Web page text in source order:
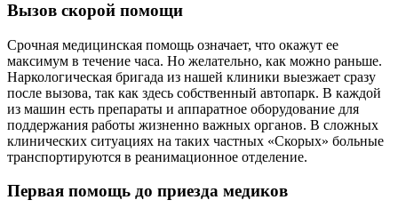
Вызов скорой помощи
Срочная медицинская помощь означает, что окажут ее
максимум в течение часа. Но желательно, как можно раньше.
Наркологическая бригада из нашей клиники выезжает сразу
после вызова, так как здесь собственный автопарк. В каждой
из машин есть препараты и аппаратное оборудование для
поддержания работы жизненно важных органов. В сложных
клинических ситуациях на таких частных «Скорых» больные
транспортируются в реанимационное отделение.
Первая помощь до приезда медиков